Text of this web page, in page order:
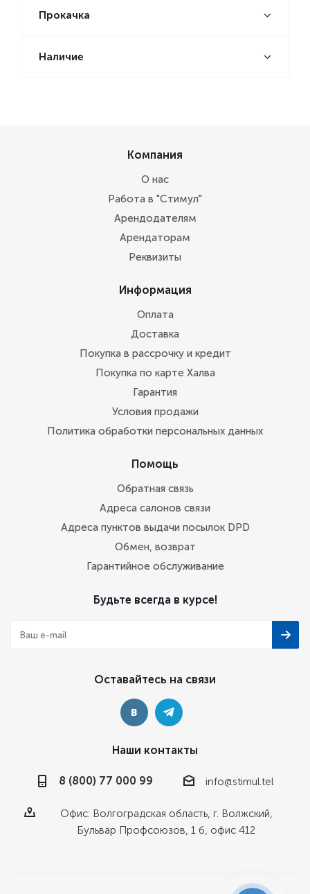
Прокачка
Наличие
Компания
О нас
Работа в "Стимул"
Арендодателям
Арендаторам
Реквизиты
Информация
Оплата
Доставка
Покупка в рассрочку и кредит
Покупка по карте Халва
Гарантия
Условия продажи
Политика обработки персональных данных
Помощь
Обратная связь
Адреса салонов связи
Адреса пунктов выдачи посылок DPD
Обмен, возврат
Гарантийное обслуживание
Будьте всегда в курсе!
Оставайтесь на связи
Наши контакты
8 (800) 77 000 99 info@stimul.tel
Офис: Волгоградская область, г. Волжский,
Бульвар Профсоюзов, 1 б, офис 412